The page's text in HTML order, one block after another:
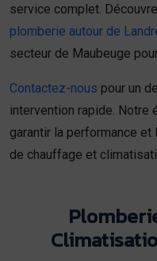
service complet.
plomberie autour de
secteur de Maubeuge
Contactez-nous pour un
intervention rapide. Notre
garantir la performance
de chauffage et